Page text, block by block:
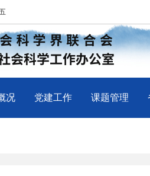
况 党建工作 课题管理